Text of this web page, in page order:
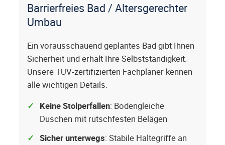
Barrierfreies Bad / Altersgerechter
Umbau
Ein vorausschauend geplantes Bad gibt Ihnen
Sicherheit und erhält Ihre Selbstständigkeit.
Unsere TÜV-zertifizierten Fachplaner kennen
alle wichtigen Details.
Keine Stolperfallen: Bodengleiche
Duschen mit rutschfesten Belägen
Sicher unterwegs: Stabile Haltegriffe an